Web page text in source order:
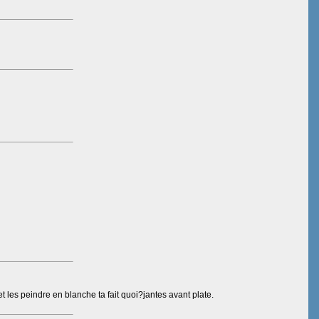
les peindre en blanche ta fait quoi?jantes avant plate.